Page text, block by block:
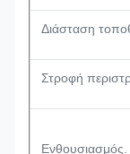
Διάσταση
Στροφή
Ενθουσιασμός.